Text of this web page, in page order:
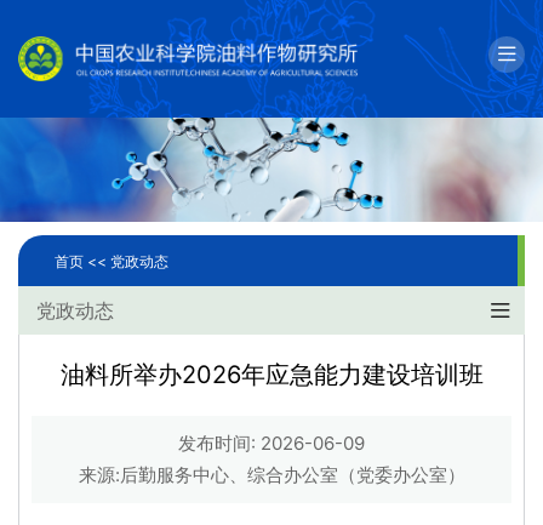
English 邮箱
科学研究
人才队伍
研究生教育
首页 << 党政动态
党政动态
油料所举办2026年应急能力建设培训班
发布时间: 2026-06-09
来源:后勤服务中心、综合办公室（党委办公室）